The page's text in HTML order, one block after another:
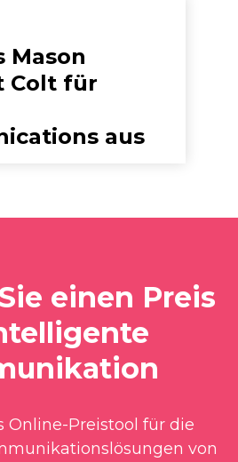
Mason
Colt für
aus
einen Preis
Online-Preistool für die
von